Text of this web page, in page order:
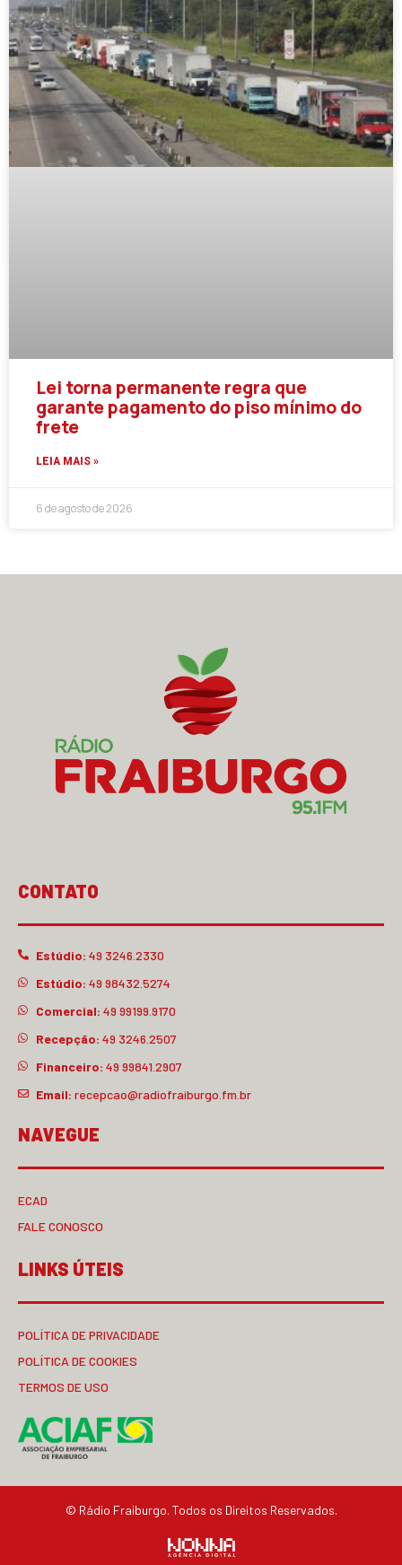
Lei torna permanente regra que
garante pagamento do piso mínimo do
frete
LEIA MAIS »
6 de agosto de 2026
CONTATO
Estúdio: 49 3246.2330
Estúdio: 49 98432.5274
Comercial: 49 99199.9170
Recepção: 49 3246.2507
Financeiro: 49 99841.2907
Email: recepcao@radiofraiburgo.fm.br
NAVEGUE
ECAD
FALE CONOSCO
LINKS ÚTEIS
POLÍTICA DE PRIVACIDADE
POLÍTICA DE COOKIES
TERMOS DE USO
© Rádio Fraiburgo. Todos os Direitos Reservados.